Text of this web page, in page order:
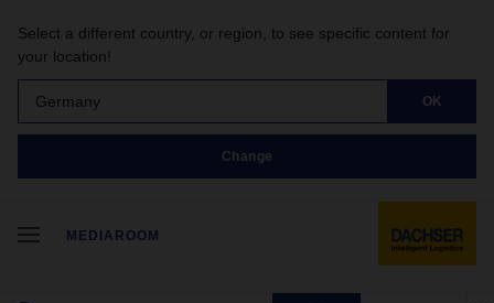
Select a different country, or region, to see specific content for
your location!
Germany OK
Change
MEDIAROOM